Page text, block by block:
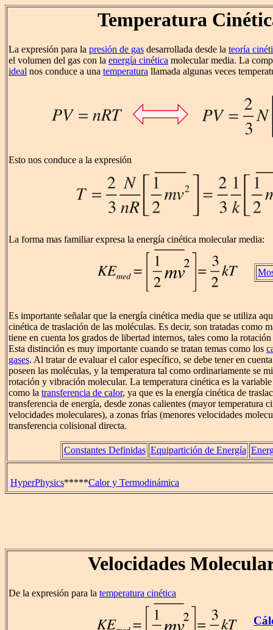
Temperatura
La expresión para la presión de gas desarrollada desde la teoría
el volumen del gas con la energía cinética molecular media. La
ideal nos conduce a una temperatura llamada algunas veces
Esto nos conduce a la expresión
La forma mas familiar expresa la energía cinética molecular media:
Es importante señalar que la energía cinética media que se utiliza
cinética de traslación de las moléculas. Es decir, son tratadas como
tiene en cuenta los grados de libertad internos, tales como la
Esta distinción es muy importante cuando se tratan temas como los
gases. Al tratar de evaluar el calor específico, se debe tener en
poseen las moléculas, y la temperatura tal como ordinariamente se
rotación y vibración molecular. La temperatura cinética es la variable
como la transferencia de calor, ya que es la energía cinética de
transferencia de energía, desde zonas calientes (mayor temperatura
velocidades moleculares), a zonas frías (menores velocidades
transferencia colisional directa.
Constantes Definidas Equipartición de Energía
HyperPhysics*****Calor y Termodinámica
Velocidades
De la expresión para la temperatura cinética